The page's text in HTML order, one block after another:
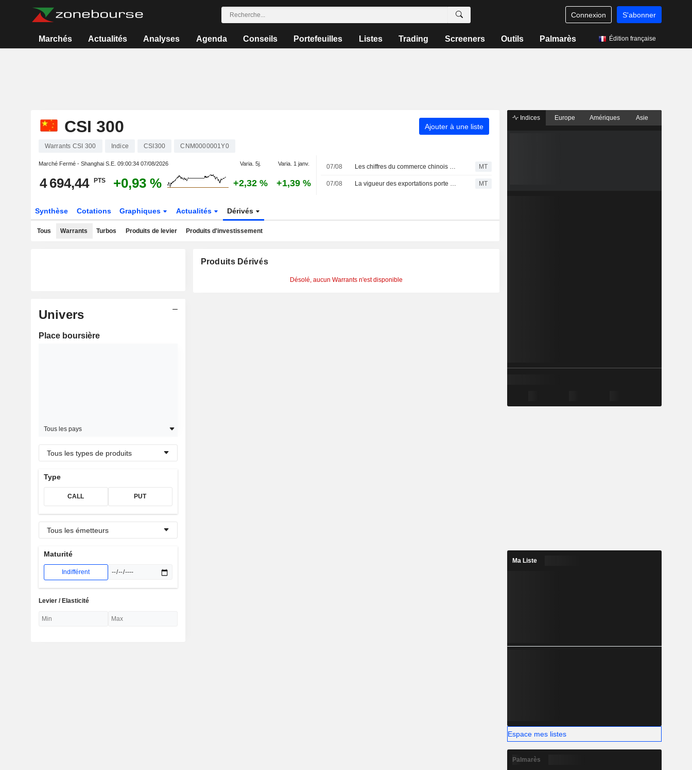
Connexion S'abonner
Marchés Actualités Analyses Agenda Conseils Portefeuilles Listes Trading Screeners Outils Palmarès Édition française
CSI 300 Ajouter à une liste
Warrants CSI 300 Indice CSI300 CNM0000001Y0
Marché Fermé - Shanghai S.E. 09:00:34 07/08/2026 Varia. 5j. Varia. 1 janv.
4 694,44 PTS +0,93 % +2,32 % +1,39 %
07/08 Les chiffres du commerce chinois et les incertitudes dans le Golfe Persique agitent les bourses asiatiques MT
07/08 La vigueur des exportations porte les actions chinoises ; Haisco Pharmaceutical grimpe de 4 % MT
Synthèse Cotations Graphiques Actualités Dérivés
Tous Warrants Turbos Produits de levier Produits d'investissement
Univers
Place boursière
Tous les pays
Tous les types de produits
Type
CALL PUT
Tous les émetteurs
Maturité
Indifférent
Levier / Elasticité
Produits Dérivés
Désolé, aucun Warrants n'est disponible
Indices Europe Amériques Asie
Ma Liste
Espace mes listes
Palmarès